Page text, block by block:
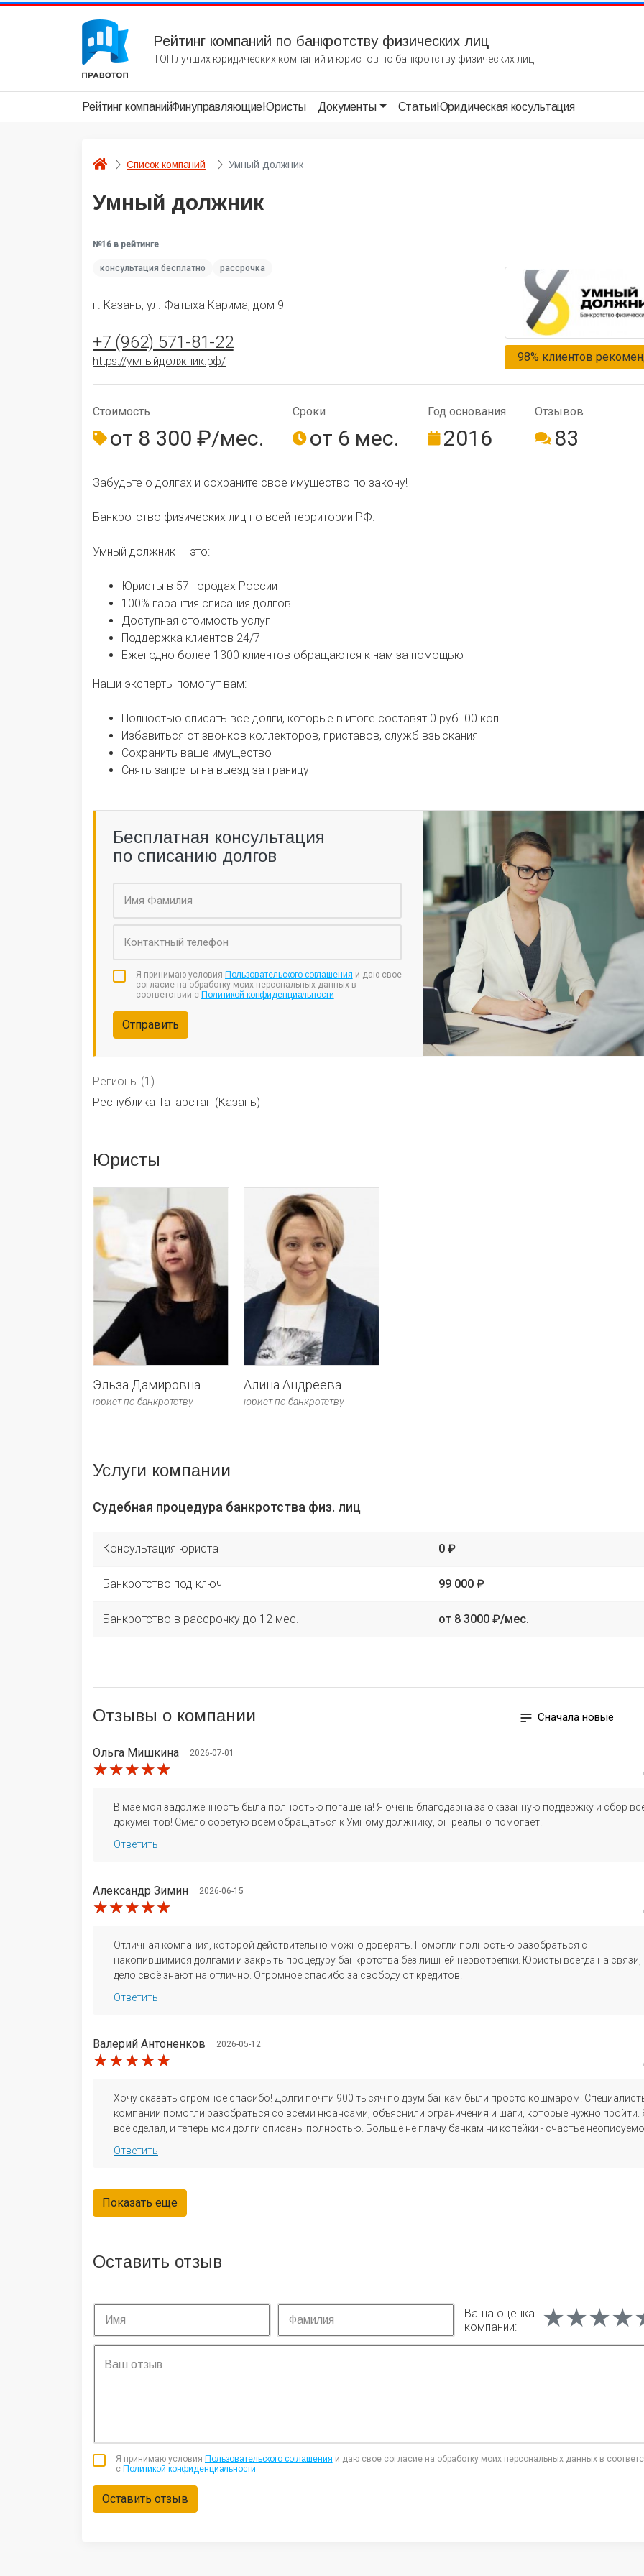
Рейтинг компаний по банкротству физических лиц
ТОП лучших юридических компаний и юристов по банкротству физических лиц
Рейтинг компанийФинуправляющиеЮристы Документы СтатьиЮридическая косультация
Список компаний Умный должник
Умный должник
№16 в рейтинге
консультация бесплатно рассрочка
г. Казань, ул. Фатыха Карима, дом 9
+7 (962) 571-81-22
https://умныйдолжник.рф/ 98% клиентов
Стои­мо­сть
от 8 300 ₽/мес.
Сроки
от 6 мес.
Год ос­но­ва­ния
2016
Отзывов
83
Забудьте о долгах и сохраните свое имущество по закону!
Банкротство физических лиц по всей территории РФ.
Умный должник — это:
Юристы в 57 городах России
100% гарантия списания долгов
Доступная стоимость услуг
Поддержка клиентов 24/7
Ежегодно более 1300 клиентов обращаются к нам за помощью
Наши эксперты помогут вам:
Полностью списать все долги, которые в итоге составят 0 руб. 00 коп.
Избавиться от звонков коллекторов, приставов, служб взыскания
Сохранить ваше имущество
Снять запреты на выезд за границу
Бесплатная консультация
по списанию долгов
Я принимаю условия Пользовательского соглашения и даю свое
согласие на обработку моих персональных данных в
соответствии с Политикой конфиденциальности
Отправить
Регионы (1)
Республика Татарстан (Казань)
Юристы
Эльза Дамировна
юрист по банкротству
Алина Андреева
юрист по банкротству
Услуги компании
Судебная процедура банкротства физ. лиц
Консультация юриста 0 ₽
Банкротство под ключ 99 000 ₽
Банкротство в рассрочку до 12 мес. от 8 3000 ₽/мес.
Сначала новые
Отзывы о компании
Ольга Мишкина 2026-07-01
★★★★★
★★★★★
★★★★★
В мае моя задолженность была полностью погашена! Я очень благодарна за оказанную поддержку и сбор
документов! Смело советую всем обращаться к Умному должнику, он реально помогает.
Ответить
Александр Зимин 2026-06-15
★★★★★
★★★★★
★★★★★
Отличная компания, которой действительно можно доверять. Помогли полностью разобраться с
накопившимися долгами и закрыть процедуру банкротства без лишней нервотрепки. Юристы всегда на связи,
дело своё знают на отлично. Огромное спасибо за свободу от кредитов!
Ответить
Валерий Антоненков 2026-05-12
★★★★★
★★★★★
★★★★★
Хочу сказать огромное спасибо! Долги почти 900 тысяч по двум банкам были просто кошмаром.
компании помогли разобраться со всеми нюансами, объяснили ограничения и шаги, которые нужно пройти.
всё сделал, и теперь мои долги списаны полностью. Больше не плачу банкам ни копейки - счастье
Ответить
Оставить отзыв
Ваша оценка
компании:
Я принимаю условия Пользовательского соглашения и даю свое согласие на обработку моих персональных данных в
с Политикой конфиденциальности
Оставить отзыв